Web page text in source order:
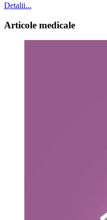
Detalii...
Articole medicale